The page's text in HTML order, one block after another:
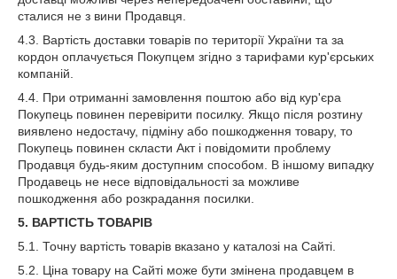
сталися не з вини Продавця.
4.3. Вартість доставки товарів по території України та за
кордон оплачується Покупцем згідно з тарифами кур'єрських
компаній.
4.4. При отриманні замовлення поштою або від кур'єра
Покупець повинен перевірити посилку. Якщо після розтину
виявлено недостачу, підміну або пошкодження товару, то
Покупець повинен скласти Акт і повідомити проблему
Продавця будь-яким доступним способом. В іншому випадку
Продавець не несе відповідальності за можливе
пошкодження або розкрадання посилки.
5. ВАРТІСТЬ ТОВАРІВ
5.1. Точну вартість товарів вказано у каталозі на Сайті.
5.2. Ціна товару на Сайті може бути змінена продавцем в